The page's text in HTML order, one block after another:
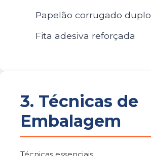
Papelão corrugado duplo
Fita adesiva reforçada
3. Técnicas de
Embalagem